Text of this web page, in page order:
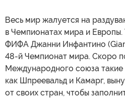
Весь мир жалуется на
в Чемпионатах мира и
ФИФА Джанни Инфантино
48-й Чемпионат мира. Скоро
Международного союза такие
как Шпреевальд и Камарг,
от своих стран, чтобы